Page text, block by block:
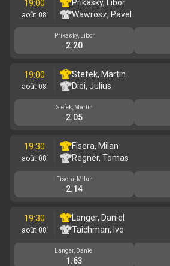
19:00
août 08
Prikasky, Libor
Wawrosz, Pavel
Prikasky, Libor
2.20
19:00
août 08
Stefek, Martin
Didi, Julius
Stefek, Martin
2.05
19:30
août 08
Fisera, Milan
Regner, Tomas
Fisera, Milan
2.14
19:30
août 08
Langer, Daniel
Taichman, Ivo
Langer, Daniel
1.63